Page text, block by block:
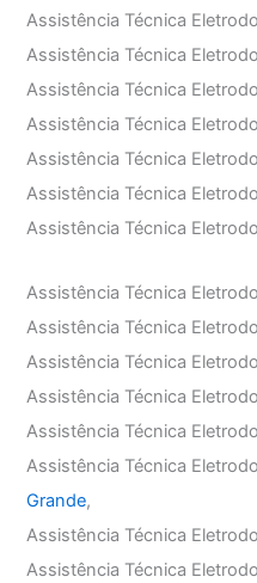
Assistência Técnica
Assistência Técnica
Assistência Técnica
Assistência Técnica
Assistência Técnica
Assistência Técnica
Assistência Técnica
Assistência Técnica
Assistência Técnica
Assistência Técnica
Assistência Técnica
Assistência Técnica
Assistência Técnica
Grande,
Assistência Técnica
Assistência Técnica